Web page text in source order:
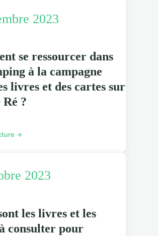
2023
se ressourcer dans
à la campagne
livres et des cartes sur
?
→
2023
les livres et les
consulter pour